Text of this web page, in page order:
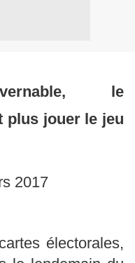
le
plus jouer le jeu
2017
électorales,